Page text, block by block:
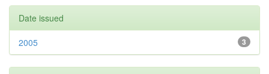
Date issued
3
2005